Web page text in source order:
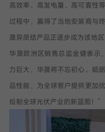
高效率、高发电量、高可靠性
过程中，赢得了当地安装商与
晟异质结产品正逐步成为该地
华晟欧洲区销售总监金健表示
力巨大，华晟将不忘初心、砥
品性能，为全球客户提供更加
绘制全球光伏产业的新蓝图！”